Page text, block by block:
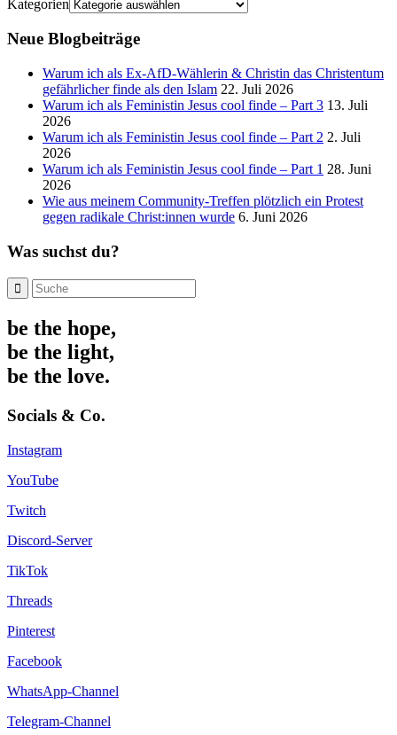
Kategorien
Neue Blogbeiträge
Warum ich als Ex-AfD-Wählerin & Christin das Christentum
gefährlicher finde als den Islam 22. Juli 2026
Warum ich als Feministin Jesus cool finde – Part 3 13. Juli
2026
Warum ich als Feministin Jesus cool finde – Part 2 2. Juli
2026
Warum ich als Feministin Jesus cool finde – Part 1 28. Juni
2026
Wie aus meinem Community-Treffen plötzlich ein Protest
gegen radikale Christ:innen wurde 6. Juni 2026
Was suchst du?
be the hope,
be the light,
be the love.
Socials & Co.
Instagram
YouTube
Twitch
Discord-Server
TikTok
Threads
Pinterest
Facebook
WhatsApp-Channel
Telegram-Channel